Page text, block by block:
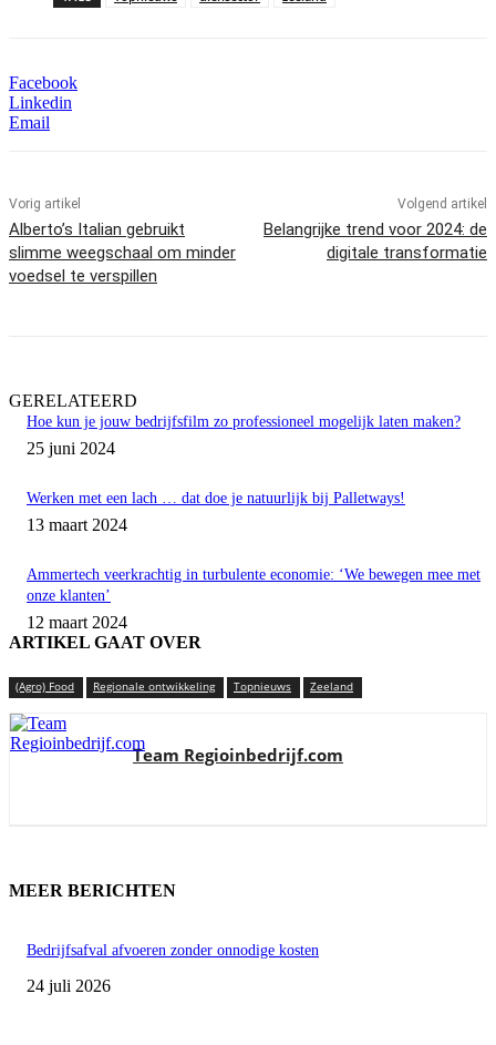
Facebook
Linkedin
Email
Vorig artikel
Alberto’s Italian gebruikt
slimme weegschaal om minder
voedsel te verspillen
Volgend artikel
Belangrijke trend voor 2024: de
digitale transformatie
GERELATEERD
Hoe kun je jouw bedrijfsfilm zo professioneel mogelijk laten maken?
25 juni 2024
Werken met een lach … dat doe je natuurlijk bij Palletways!
13 maart 2024
Ammertech veerkrachtig in turbulente economie: ‘We bewegen mee met
onze klanten’
12 maart 2024
ARTIKEL GAAT OVER
(Agro) Food Regionale ontwikkeling Topnieuws Zeeland
Team Regioinbedrijf.com
MEER BERICHTEN
Bedrijfsafval afvoeren zonder onnodige kosten
24 juli 2026